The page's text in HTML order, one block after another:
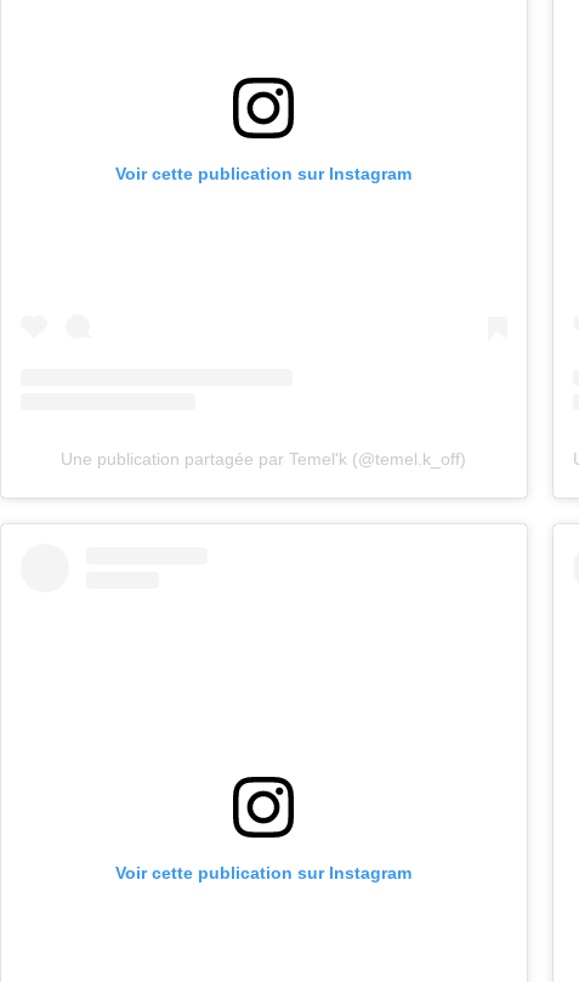
Voir cette publication sur Instagram
Une publication partagée par Temel'k (@temel.k_off)
Voir cette publication sur Instagram